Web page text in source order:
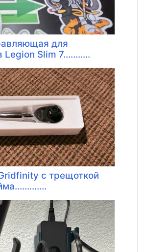
для
Legion Slim 7...........
с трещоткой